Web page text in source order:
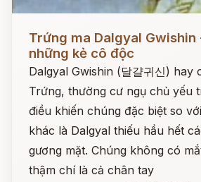
Trứng ma Dalgyal Gwishin
những kẻ cô độc
Dalgyal Gwishin (달걀귀신) hay
Trứng, thường cư ngụ chủ yếu
điều khiến chúng đặc biệt so
khác là Dalgyal thiếu hầu hết
gương mặt. Chúng không có
thậm chí là cả chân tay